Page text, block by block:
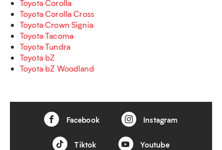
Toyota Corolla
Toyota Corolla Cross
Toyota Crown Signia
Toyota Tacoma
Toyota Tundra
Toyota bZ
Toyota bZ Woodland
Facebook Instagram
Tiktok Youtube